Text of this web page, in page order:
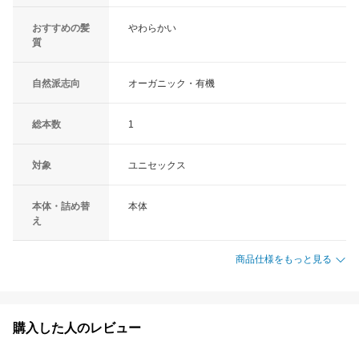
おすすめの髪
質
やわらかい
自然派志向 オーガニック・有機
総本数 1
対象 ユニセックス
本体・詰め替
え
本体
商品仕様をもっと見る
購入した人のレビュー